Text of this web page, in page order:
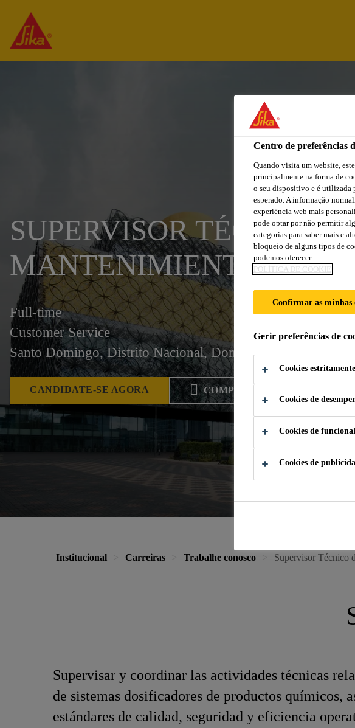
SUPERVISOR TÉCNICO
MANTENIMIENTO
Full-time
Customer Service
Santo Domingo, Distrito Nacional, Dominican Republic
CANDIDATE-SE AGORA COMPARTILHE
Institucional Carreiras Trabalhe conosco Supervisor Técnico
Supervisar y coordinar las actividades técnicas
de sistemas dosificadores de productos
estándares de calidad, seguridad y eficiencia
Centro de preferências
Quando visita um website,
principalmente na forma de
o seu dispositivo e é utilizada
esperado. A informação
experiência web mais
pode optar por não permitir
categorias para saber mais e
bloqueio de alguns tipos de
podemos oferecer.
POLÍTICA DE COOKIE
Confirmar as minhas
Gerir preferências de
Cookies
Cookies de
Cookies de
Cookies de